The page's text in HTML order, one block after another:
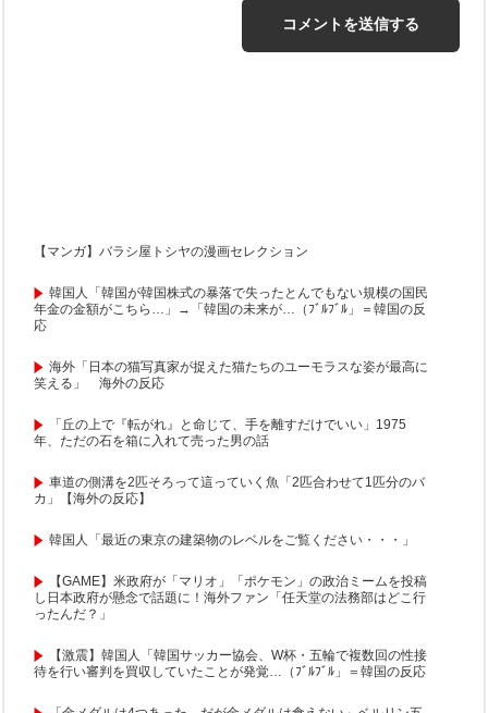
【マンガ】バラシ屋トシヤの漫画セレクション
韓国人「韓国が韓国株式の暴落で失ったとんでもない規模の国民
年金の金額がこちら…」→「韓国の未来が…（ﾌﾞﾙﾌﾞﾙ」＝韓国の反
応
海外「日本の猫写真家が捉えた猫たちのユーモラスな姿が最高に
笑える」 海外の反応
「丘の上で『転がれ』と命じて、手を離すだけでいい」1975
年、ただの石を箱に入れて売った男の話
車道の側溝を2匹そろって這っていく魚「2匹合わせて1匹分のバ
カ」【海外の反応】
韓国人「最近の東京の建築物のレベルをご覧ください・・・」
【GAME】米政府が「マリオ」「ポケモン」の政治ミームを投稿
し日本政府が懸念で話題に！海外ファン「任天堂の法務部はどこ行
ったんだ？」
【激震】韓国人「韓国サッカー協会、W杯・五輪で複数回の性接
待を行い審判を買収していたことが発覚…（ﾌﾞﾙﾌﾞﾙ」＝韓国の反応